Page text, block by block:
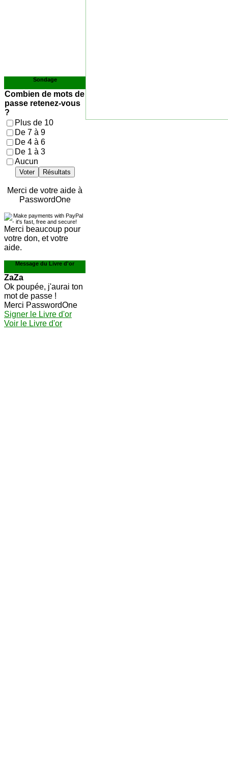
Sondage
Combien de mots de
passe retenez-vous
?
Plus de 10
De 7 à 9
De 4 à 6
De 1 à 3
Aucun
Voter Résultats
Merci de votre aide à
PasswordOne
Merci beaucoup pour
votre don, et votre
aide.
Message du Livre d'or
ZaZa
Ok poupée, j'aurai ton
mot de passe !
Merci PasswordOne
Signer le Livre d'or
Voir le Livre d'or